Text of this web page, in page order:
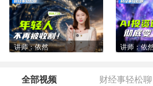
讲师：依然 讲师：依
全部视频 财经事轻松聊